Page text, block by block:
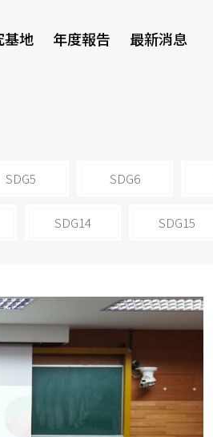
基地 年度報告 最新消息
SDG5 SDG6
SDG14 SDG15